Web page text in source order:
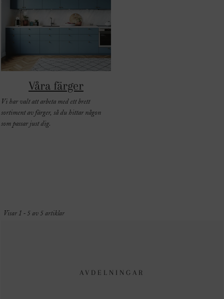
Våra färger
Vi har valt att arbeta med ett brett
sortiment av färger, så du hittar någon
som passar just dig.
Visar 1 - 5 av 5 artiklar
AVDELNINGAR